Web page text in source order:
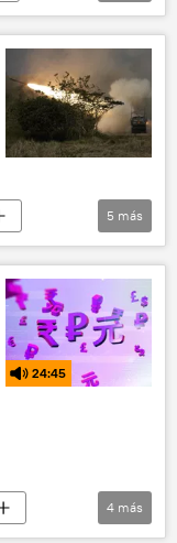
5 más
24:45
4 más